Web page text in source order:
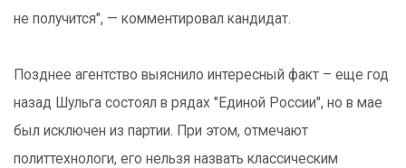
не получится", — комментировал кандидат.
Позднее агентство выяснило интересный факт – еще год
назад Шульга состоял в рядах "Единой России", но в мае
был исключен из партии. При этом, отмечают
политтехнологи, его нельзя назвать классическим